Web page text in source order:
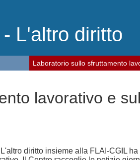
- L'altro diritto
lavorativo e
L'altro diritto insieme alla FLAI-CGIL
Laboratorio sullo sfruttamento